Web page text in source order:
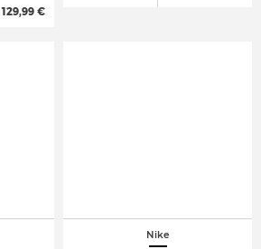
129,99 €
Nike